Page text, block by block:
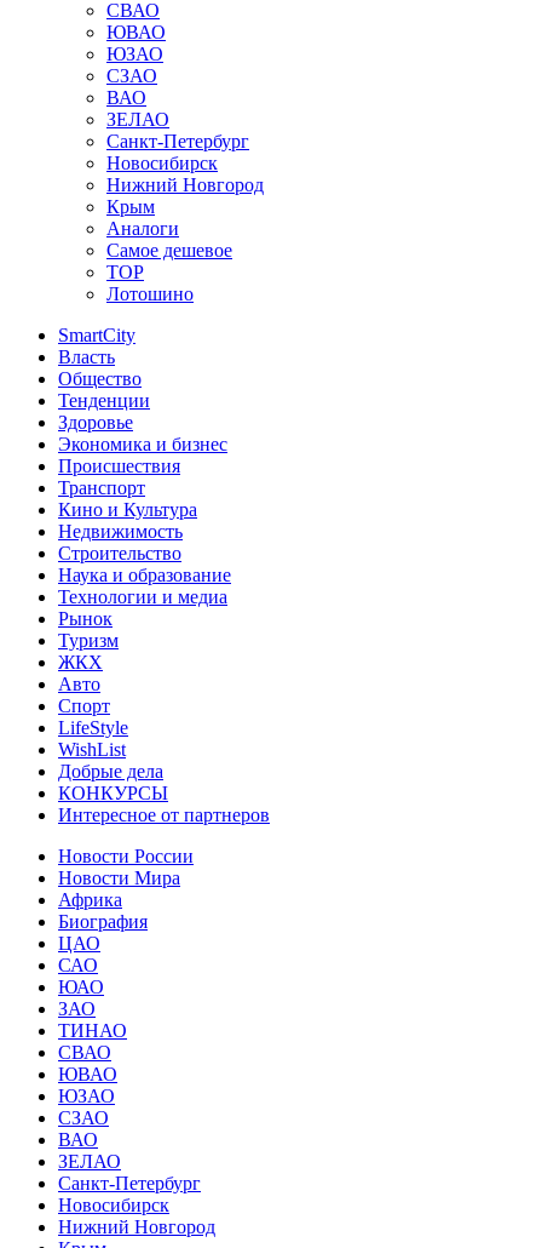
СВАО
ЮВАО
ЮЗАО
СЗАО
ВАО
ЗЕЛАО
Санкт-Петербург
Новосибирск
Нижний Новгород
Крым
Аналоги
Самое дешевое
TOP
Лотошино
SmartCity
Власть
Общество
Тенденции
Здоровье
Экономика и бизнес
Происшествия
Транспорт
Кино и Культура
Недвижимость
Строительство
Наука и образование
Технологии и медиа
Рынок
Туризм
ЖКХ
Авто
Спорт
LifeStyle
WishList
Добрые дела
КОНКУРСЫ
Интересное от партнеров
Новости России
Новости Мира
Африка
Биография
ЦАО
САО
ЮАО
ЗАО
ТИНАО
СВАО
ЮВАО
ЮЗАО
СЗАО
ВАО
ЗЕЛАО
Санкт-Петербург
Новосибирск
Нижний Новгород